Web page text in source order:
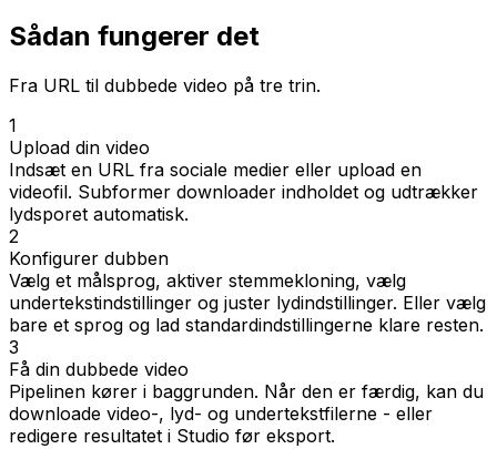
Sådan fungerer det
Fra URL til dubbede video på tre trin.
1
Upload din video
Indsæt en URL fra sociale medier eller upload en
videofil. Subformer downloader indholdet og udtrækker
lydsporet automatisk.
2
Konfigurer dubben
Vælg et målsprog, aktiver stemmekloning, vælg
undertekstindstillinger og juster lydindstillinger. Eller vælg
bare et sprog og lad standardindstillingerne klare resten.
3
Få din dubbede video
Pipelinen kører i baggrunden. Når den er færdig, kan du
downloade video-, lyd- og undertekstfilerne - eller
redigere resultatet i Studio før eksport.